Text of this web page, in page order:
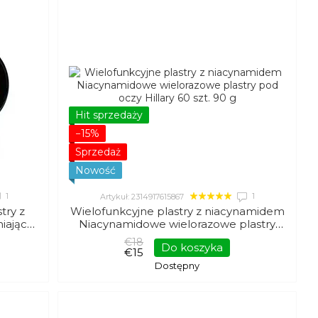
1
z
g
Hit sprzedaży
−15%
Sprzedaż
Nowość
Artykuł: 2314917615867 1
Wielofunkcyjne plastry z niacynamidem
Niacynamidowe wielorazowe plastry
pod oczy Hillary 60 szt. 90 g
€18
€15 Do koszyka
Dostępny